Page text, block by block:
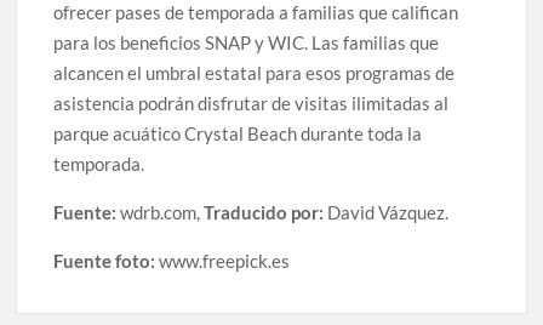
ofrecer pases de temporada a familias que califican
para los beneficios SNAP y WIC. Las familias que
alcancen el umbral estatal para esos programas de
asistencia podrán disfrutar de visitas ilimitadas al
parque acuático Crystal Beach durante toda la
temporada.
Fuente: wdrb.com,Traducido por: David Vázquez.
Fuente foto: www.freepick.es